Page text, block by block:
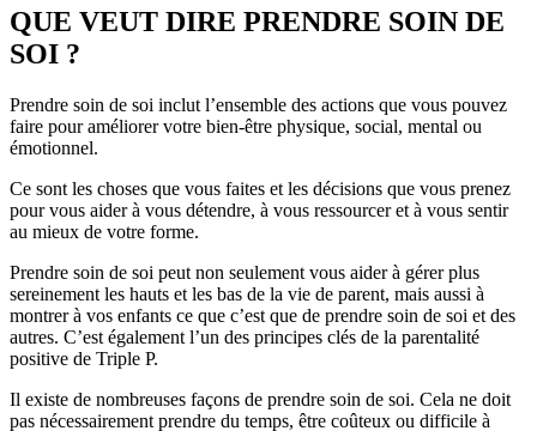
QUE VEUT DIRE PRENDRE SOIN DE
SOI ?
Prendre soin de soi inclut l’ensemble des actions que vous pouvez
faire pour améliorer votre bien-être physique, social, mental ou
émotionnel.
Ce sont les choses que vous faites et les décisions que vous prenez
pour vous aider à vous détendre, à vous ressourcer et à vous sentir
au mieux de votre forme.
Prendre soin de soi peut non seulement vous aider à gérer plus
sereinement les hauts et les bas de la vie de parent, mais aussi à
montrer à vos enfants ce que c’est que de prendre soin de soi et des
autres. C’est également l’un des principes clés de la parentalité
positive de Triple P.
Il existe de nombreuses façons de prendre soin de soi. Cela ne doit
pas nécessairement prendre du temps, être coûteux ou difficile à